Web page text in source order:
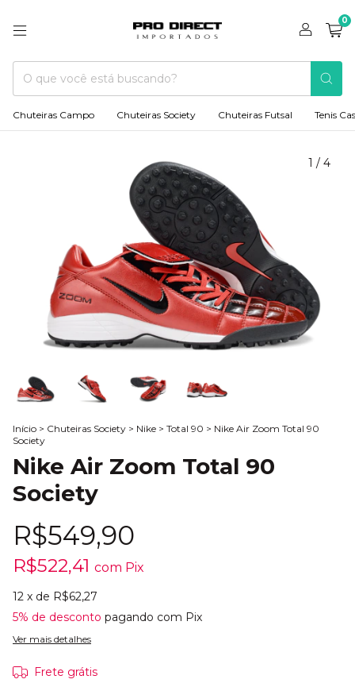
0
Chuteiras Campo Chuteiras Society Chuteiras Futsal Tenis
1 / 4
Início > Chuteiras Society > Nike > Total 90 > Nike Air Zoom Total 90
Society
Nike Air Zoom Total 90
Society
R$549,90
R$522,41 com Pix
12 x de R$62,27
5% de desconto pagando com Pix
Ver mais detalhes
Frete grátis